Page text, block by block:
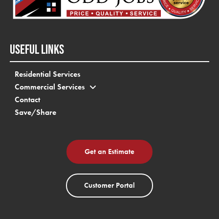
USEFUL LINKS
Residential Services
Commercial Services
Contact
Save/Share
Get an Estimate
Customer Portal